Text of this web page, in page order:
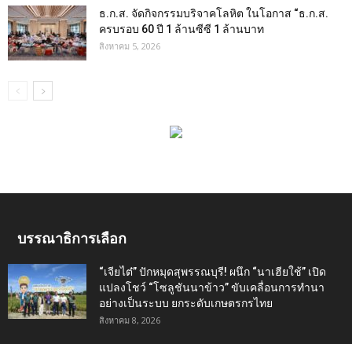
ธ.ก.ส. จัดกิจกรรมบริจาคโลหิต ในโอกาส “ธ.ก.ส.
ครบรอบ 60 ปี 1 ล้านซีซี 1 ล้านบาท
สิงหาคม 5, 2026
บรรณาธิการเลือก
“เจียไต๋” ปักหมุดสุพรรณบุรี! ผนึก “นาเฮียใช้” เปิด
แปลงโชว์ “โซลูชันนาข้าว” ขับเคลื่อนการทำนา
อย่างเป็นระบบ ยกระดับเกษตรกรไทย
สิงหาคม 8, 2026